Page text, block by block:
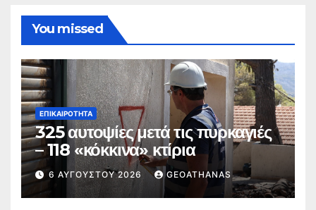
You missed
ΕΠΙΚΑΙΡΌΤΗΤΑ
325 αυτοψίες μετά τις πυρκαγιές
– 118 «κόκκινα» κτίρια
6 ΑΥΓΟΎΣΤΟΥ 2026 GEOATHANAS